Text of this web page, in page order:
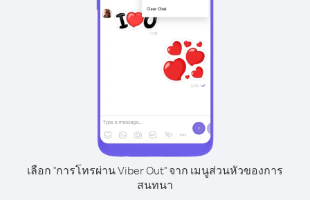
เลือก "การโทรผ่าน Viber Out" จาก เมนูส่วนหัวของการ
สนทนา